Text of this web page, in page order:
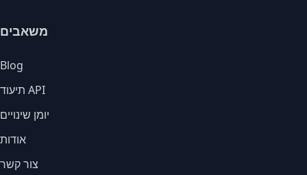
משאבים
Blog
תיעוד API
יומן שינויים
אודות
צור קשר